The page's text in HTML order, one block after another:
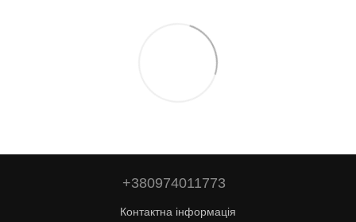
+380974011773
Контактна інформація